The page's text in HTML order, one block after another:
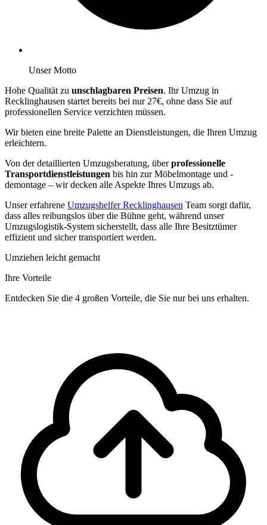
Unser Motto
Hohe Qualität zu unschlagbaren Preisen. Ihr Umzug in
Recklinghausen startet bereits bei nur 27€, ohne dass Sie auf
professionellen Service verzichten müssen.
Wir bieten eine breite Palette an Dienstleistungen, die Ihren Umzug
erleichtern.
Von der detaillierten Umzugsberatung, überprofessionelle
Transportdienstleistungen bis hin zur Möbelmontage und -
demontage – wir decken alle Aspekte Ihres Umzugs ab.
Unser erfahrene Umzugshelfer Recklinghausen Team sorgt dafür,
dass alles reibungslos über die Bühne geht, während unser
Umzugslogistik-System sicherstellt, dass alle Ihre Besitztümer
effizient und sicher transportiert werden.
Umziehen leicht gemacht
Ihre Vorteile
Entdecken Sie die 4 großen Vorteile, die Sie nur bei uns erhalten.